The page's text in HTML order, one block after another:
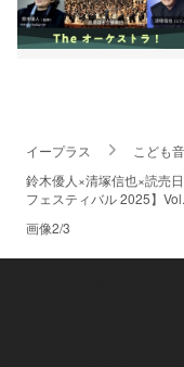
イープラス
こども
鈴木優人×清塚信也×読売
フェスティバル 2025】
画像2/3